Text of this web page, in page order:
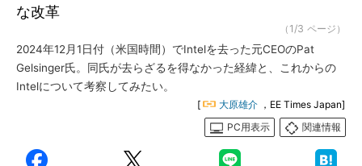
な改革
（1/3 ページ）
2024年12月1日付（米国時間）でIntelを去った元CEOのPat
Gelsinger氏。同氏が去らざるを得なかった経緯と、これからの
Intelについて考察してみたい。
[ 大原雄介 ，EE Times Japan]
PC用表示
関連情報